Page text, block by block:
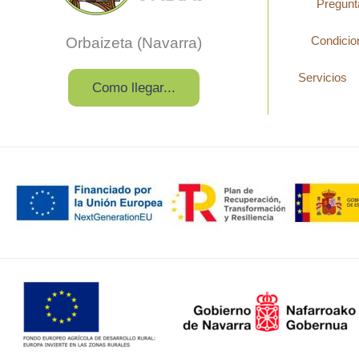
Orbaizeta (Navarra)
Como llegar...
k
Servicios